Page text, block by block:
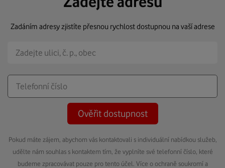
Zadáním adresy zjistíte přesnou rychlost dostupnou na vaší adrese
Ověřit dostupnost
Pokud máte zájem, abychom vás kontaktovali s individuální nabídkou služeb,
udělte nám souhlas s kontaktem tím, že vyplníte své telefonní číslo, které
budeme zpracovávat pouze pro tento účel. Více o ochraně soukromí a